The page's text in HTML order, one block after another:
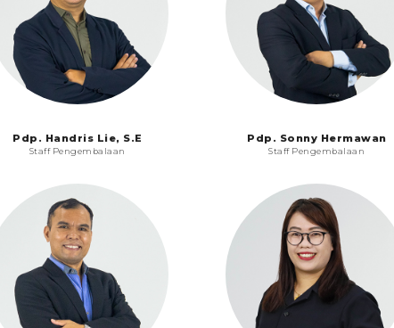
Pdp. Handris Lie, S.E
Staff Pengembalaan
Pdp. Sonny Hermawan
Staff Pengembalaan